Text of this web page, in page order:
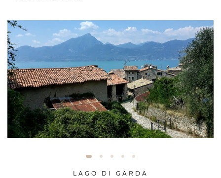
LAGO DI GARDA